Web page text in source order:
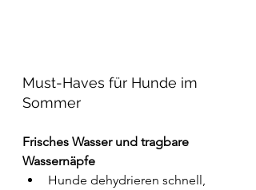
Must-Haves für Hunde im
Sommer
Frisches Wasser und tragbare
Wassernäpfe
Hunde dehydrieren schnell,